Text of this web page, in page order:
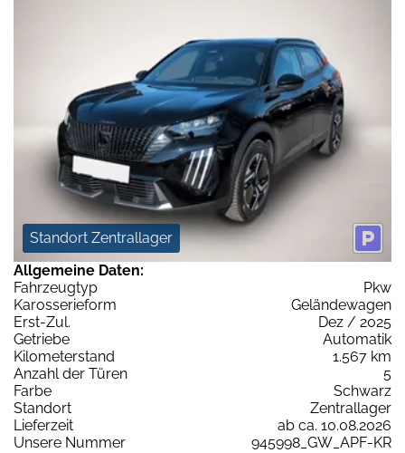
Standort Zentrallager
Allgemeine Daten:
Fahrzeugtyp
Pkw
Karosserieform
Geländewagen
Erst-Zul.
Dez / 2025
Getriebe
Automatik
Kilometerstand
1.567 km
Anzahl der Türen
5
Farbe
Schwarz
Standort
Zentrallager
Lieferzeit
ab ca. 10.08.2026
Unsere Nummer
945998_GW_APF-KR